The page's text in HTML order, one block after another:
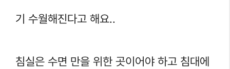
기 수월해진다고 해요..
침실은 수면 만을 위한 곳이어야 하고 침대에